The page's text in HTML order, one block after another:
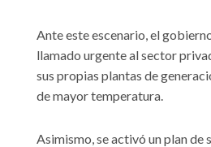
Ante este escenario, el
llamado urgente al sector
sus propias plantas de
de mayor temperatura.
Asimismo, se activó un plan de